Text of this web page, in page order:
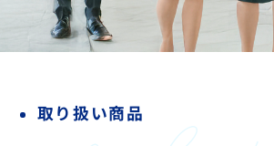
取り扱い商品